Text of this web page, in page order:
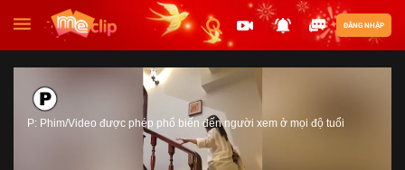
ĐĂNG NHẬP
P: Phim/Video được phép phổ biến đến người xem ở mọi độ tuổi